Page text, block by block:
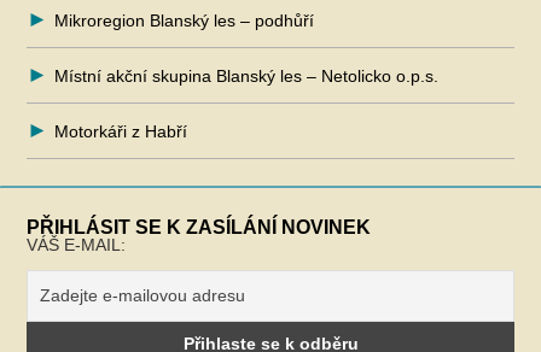
Mikroregion Blanský les – podhůří
Místní akční skupina Blanský les – Netolicko o.p.s.
Motorkáři z Habří
PŘIHLÁSIT SE K ZASÍLÁNÍ NOVINEK
VÁŠ E-MAIL: